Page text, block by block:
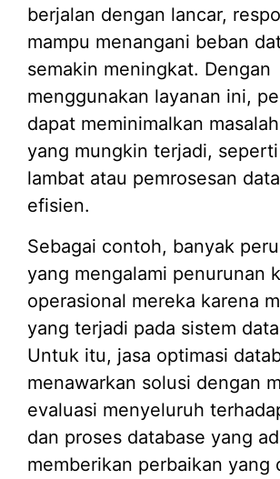
berjalan dengan lancar,
mampu menangani beban
semakin meningkat. Dengan
menggunakan layanan ini,
dapat meminimalkan
yang mungkin terjadi,
lambat atau pemrosesan
efisien.
Sebagai contoh, banyak
yang mengalami penurunan
operasional mereka karena
yang terjadi pada sistem
Untuk itu, jasa optimasi
menawarkan solusi dengan
evaluasi menyeluruh
dan proses database yang
memberikan perbaikan yang